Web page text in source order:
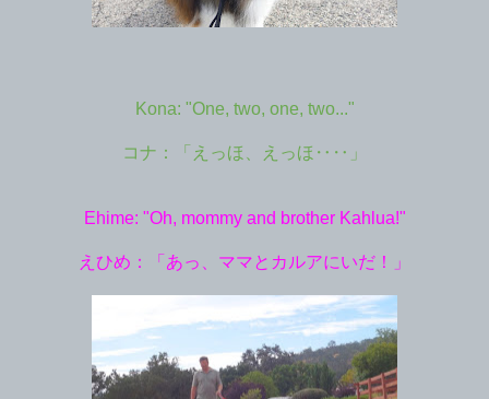
Kona: "One, two, one, two..."
コナ：「えっほ、えっほ‥‥」
Ehime: "Oh, mommy and brother Kahlua!"
えひめ：「あっ、ママとカルアにいだ！」